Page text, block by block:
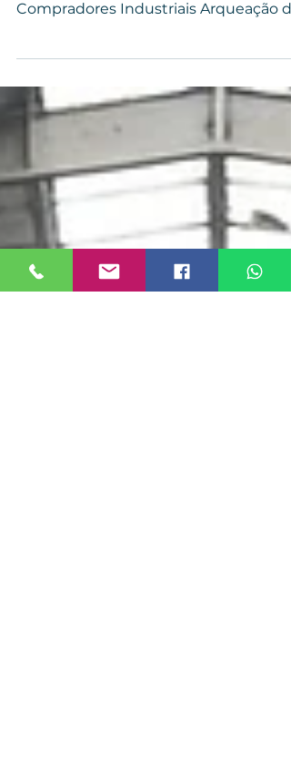
para Compradores
Aço: O Guia Definitivo para
Compradores Industriais Arqueação
cargas pesadas , um dos itens mais
críticos de segurança é o Selo TR para
Fita de Aço . Ele é responsável por
a fita com firmeza, garantindo que
pallets, volumes metálicos, perfis,
chapas, tubos, máquinas e cargas
industriais não se soltem durante o
transporte ou armazenamento. E